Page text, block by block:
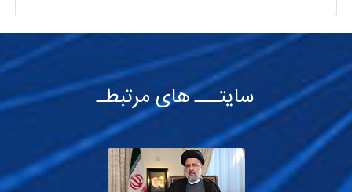
سایتـــ های مرتبطـ